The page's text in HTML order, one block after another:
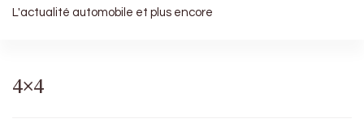
L'actualité automobile et plus encore
4×4